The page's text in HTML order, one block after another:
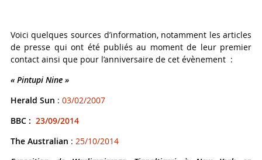
Voici quelques sources d’information, notamment les articles
de presse qui ont été publiés au moment de leur premier
contact ainsi que pour l’anniversaire de cet évènement :
« Pintupi Nine »
Herald Sun : 03/02/2007
BBC : 23/09/2014
The Australian : 25/10/2014